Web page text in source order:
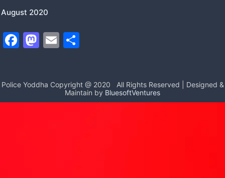
August 2020
F
e
b
M
o
d
E
l
e
Police Yoddha Copyright @ 2020
All Rights Reserved | Designed &
Maintain by BluesoftVentures